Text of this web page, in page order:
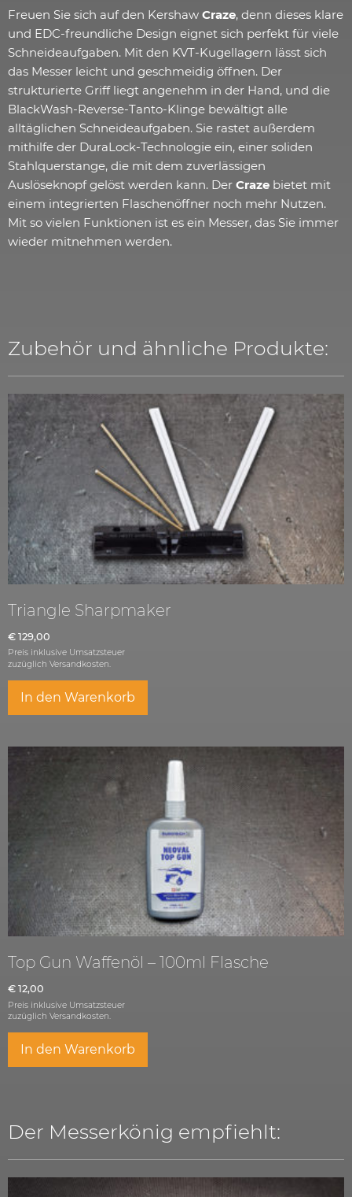
Freuen Sie sich auf den Kershaw Craze, denn dieses klare
und EDC-freundliche Design eignet sich perfekt für viele
Schneideaufgaben. Mit den KVT-Kugellagern lässt sich
das Messer leicht und geschmeidig öffnen. Der
strukturierte Griff liegt angenehm in der Hand, und die
BlackWash-Reverse-Tanto-Klinge bewältigt alle
alltäglichen Schneideaufgaben. Sie rastet außerdem
mithilfe der DuraLock-Technologie ein, einer soliden
Stahlquerstange, die mit dem zuverlässigen
Auslöseknopf gelöst werden kann. Der Craze bietet mit
einem integrierten Flaschenöffner noch mehr Nutzen.
Mit so vielen Funktionen ist es ein Messer, das Sie immer
wieder mitnehmen werden.
Zubehör und ähnliche Produkte:
Triangle Sharpmaker
€ 129,00
Preis inklusive Umsatzsteuer
zuzüglich Versandkosten.
In den Warenkorb
Top Gun Waffenöl – 100ml Flasche
€ 12,00
Preis inklusive Umsatzsteuer
zuzüglich Versandkosten.
In den Warenkorb
Der Messerkönig empfiehlt: